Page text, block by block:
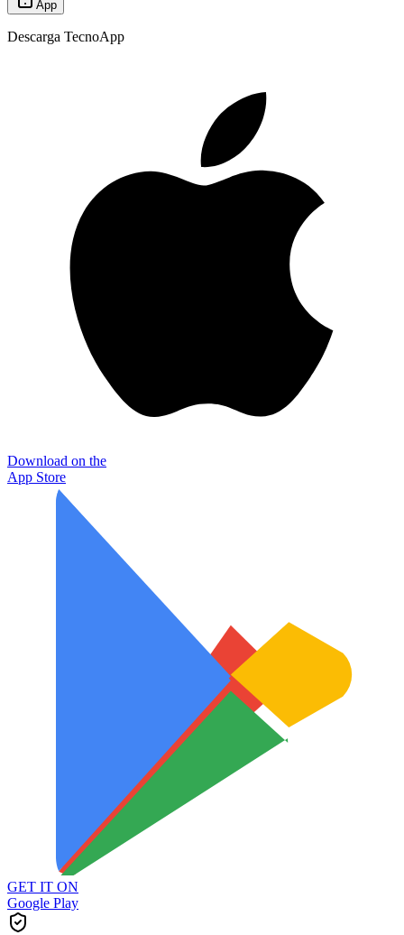
App
Descarga TecnoApp
Download on the
App Store
GET IT ON
Google Play